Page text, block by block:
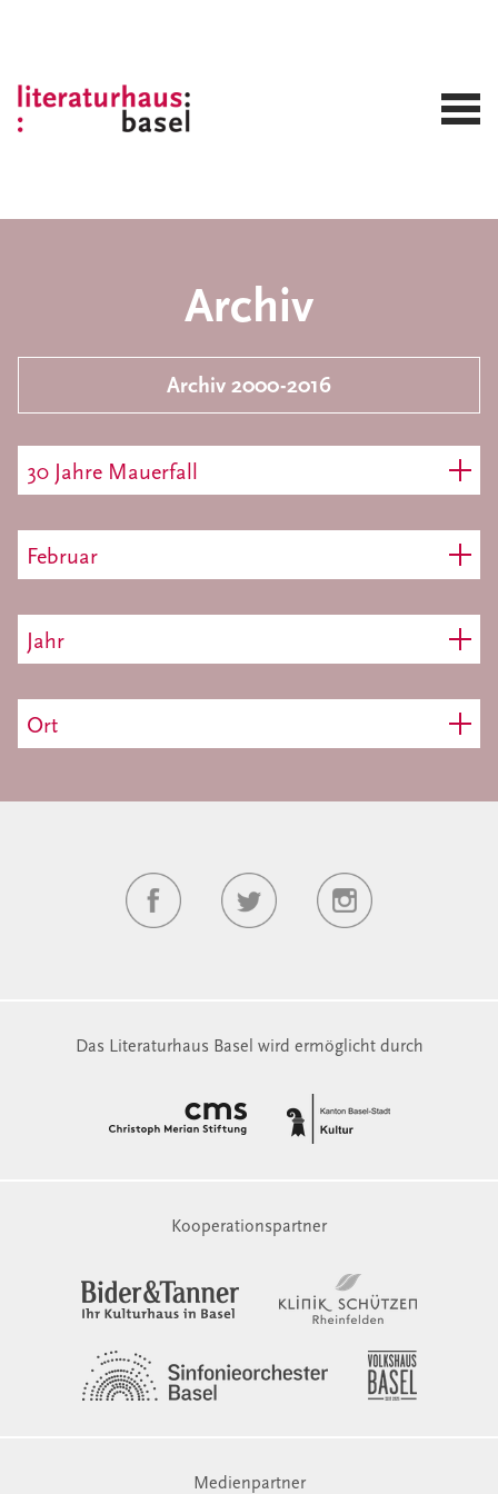
Archiv
Archiv 2000-2016
30 Jahre Mauerfall
Februar
Jahr
Ort
Das Literaturhaus Basel wird ermöglicht durch
Kooperationspartner
Medienpartner